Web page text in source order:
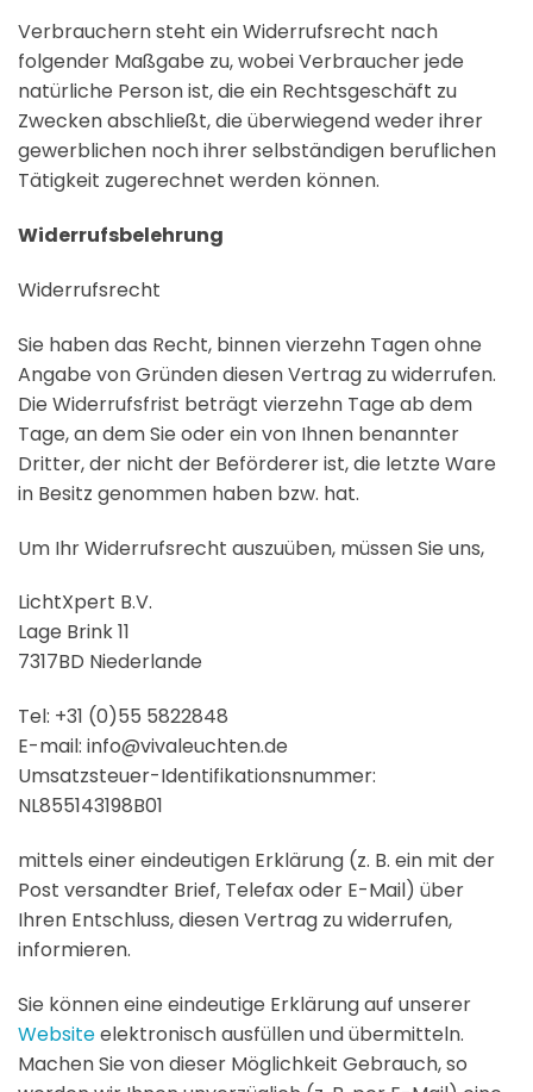
Verbrauchern steht ein Widerrufsrecht nach
folgender Maßgabe zu, wobei Verbraucher jede
natürliche Person ist, die ein Rechtsgeschäft zu
Zwecken abschließt, die überwiegend weder ihrer
gewerblichen noch ihrer selbständigen beruflichen
Tätigkeit zugerechnet werden können.
Widerrufsbelehrung
Widerrufsrecht
Sie haben das Recht, binnen vierzehn Tagen ohne
Angabe von Gründen diesen Vertrag zu widerrufen.
Die Widerrufsfrist beträgt vierzehn Tage ab dem
Tage, an dem Sie oder ein von Ihnen benannter
Dritter, der nicht der Beförderer ist, die letzte Ware
in Besitz genommen haben bzw. hat.
Um Ihr Widerrufsrecht auszuüben, müssen Sie uns,
LichtXpert B.V.
Lage Brink 11
7317BD Niederlande
Tel: +31 (0)55 5822848
E-mail: info@vivaleuchten.de
Umsatzsteuer-Identifikationsnummer:
NL855143198B01
mittels einer eindeutigen Erklärung (z. B. ein mit der
Post versandter Brief, Telefax oder E-Mail) über
Ihren Entschluss, diesen Vertrag zu widerrufen,
informieren.
Sie können eine eindeutige Erklärung auf unserer
Websiteelektronisch ausfüllen und übermitteln.
Machen Sie von dieser Möglichkeit Gebrauch, so